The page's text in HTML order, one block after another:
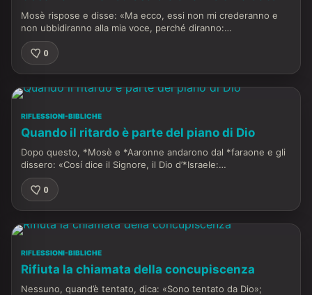
Mosè rispose e disse: «Ma ecco, essi non mi crederanno e
non ubbidiranno alla mia voce, perché diranno:…
0
RIFLESSIONI-BIBLICHE
Quando il ritardo è parte del piano di Dio
Dopo questo, *Mosè e *Aaronne andarono dal *faraone e gli
dissero: «Cosí dice il Signore, il Dio d’*Israele:…
0
RIFLESSIONI-BIBLICHE
Rifiuta la chiamata della concupiscenza
Nessuno, quand’è tentato, dica: «Sono tentato da Dio»;